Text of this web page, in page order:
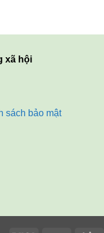
xã hội
sách bảo mật